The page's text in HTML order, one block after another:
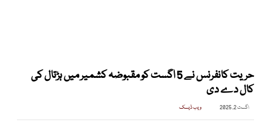
حریت کانفرنس نے 5 اگست کو مقبوضہ کشمیر میں ہڑتال کی
کال دے دی
اگست 2, 2025 ویب ڈیسک